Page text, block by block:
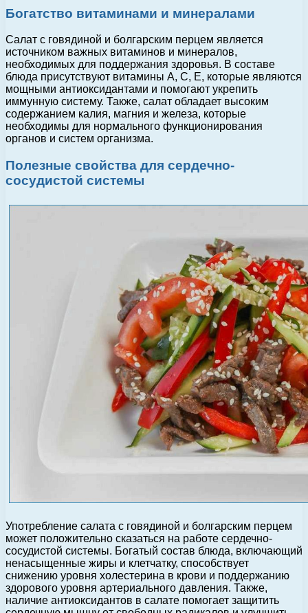
Богатство витаминами и минералами
Салат с говядиной и болгарским перцем является
источником важных витаминов и минералов,
необходимых для поддержания здоровья. В составе
блюда присутствуют витамины А, С, Е, которые являются
мощными антиоксидантами и помогают укрепить
иммунную систему. Также, салат обладает высоким
содержанием калия, магния и железа, которые
необходимы для нормального функционирования
органов и систем организма.
Полезные свойства для сердечно-
сосудистой системы
Употребление салата с говядиной и болгарским перцем
может положительно сказаться на работе сердечно-
сосудистой системы. Богатый состав блюда, включающий
ненасыщенные жиры и клетчатку, способствует
снижению уровня холестерина в крови и поддержанию
здорового уровня артериального давления. Также,
наличие антиоксидантов в салате помогает защитить